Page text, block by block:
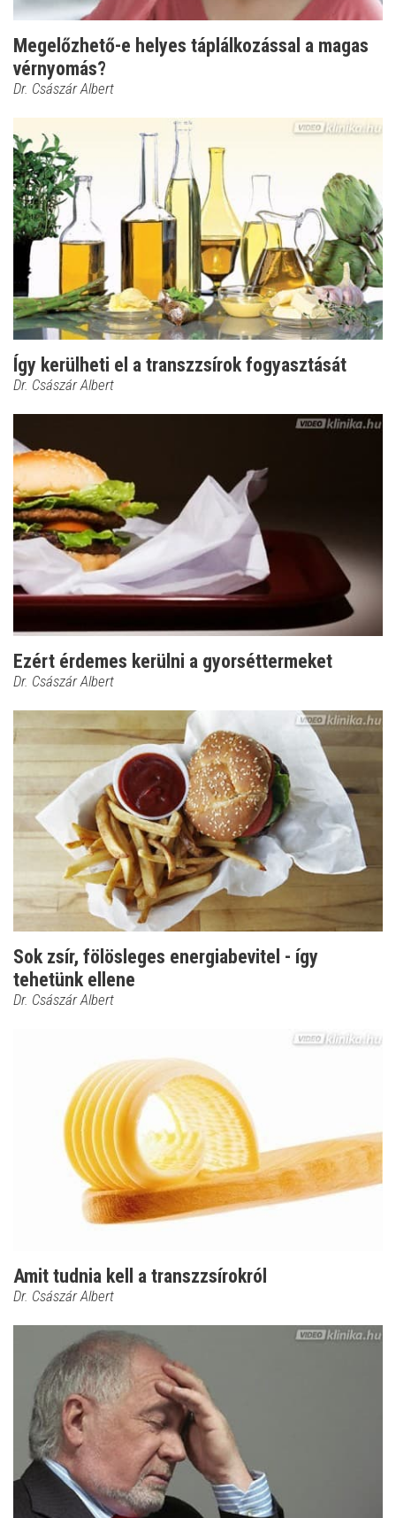
Megelőzhető-e helyes táplálkozással a magas
vérnyomás?
Dr. Császár Albert
Így kerülheti el a transzzsírok fogyasztását
Dr. Császár Albert
Ezért érdemes kerülni a gyorséttermeket
Dr. Császár Albert
Sok zsír, fölösleges energiabevitel - így
tehetünk ellene
Dr. Császár Albert
Amit tudnia kell a transzzsírokról
Dr. Császár Albert